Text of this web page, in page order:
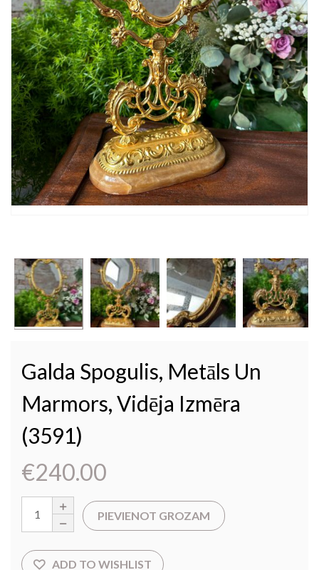
Galda Spogulis, Metāls Un
Marmors, Vidēja Izmēra
(3591)
€240.00
PIEVIENOT GROZAM